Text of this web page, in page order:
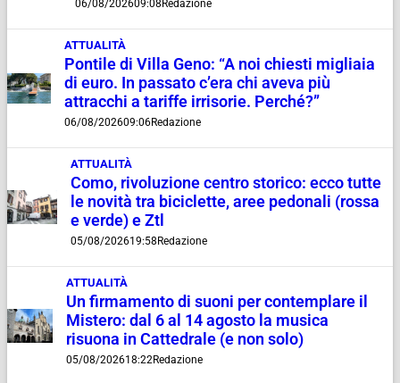
06/08/202609:08 Redazione
ATTUALITÀ
Pontile di Villa Geno: “A noi chiesti migliaia
di euro. In passato c’era chi aveva più
attracchi a tariffe irrisorie. Perché?”
06/08/202609:06Redazione
ATTUALITÀ
Como, rivoluzione centro storico: ecco tutte
le novità tra biciclette, aree pedonali (rossa
e verde) e Ztl
05/08/202619:58 Redazione
ATTUALITÀ
Un firmamento di suoni per contemplare il
Mistero: dal 6 al 14 agosto la musica
risuona in Cattedrale (e non solo)
05/08/202618:22Redazione